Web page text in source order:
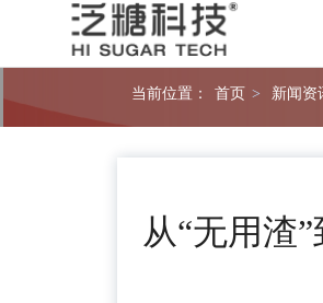
当前位置： 首页 > 新闻资
从“无用渣